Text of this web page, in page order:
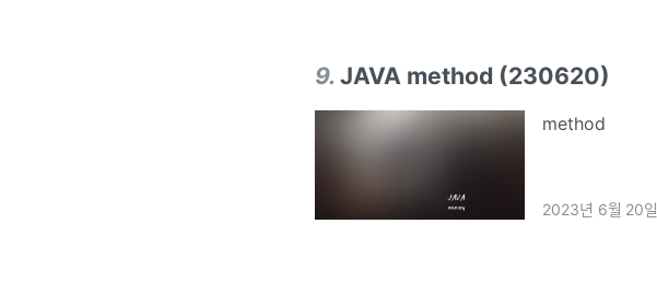
9. JAVA method (230620)
method
2023년 6월 20일